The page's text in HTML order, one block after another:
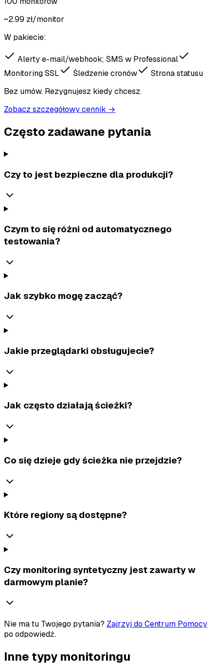
~2.99 zł/monitor
W pakiecie:
Alerty e-mail/webhook; SMS w Professional
Monitoring SSL
Śledzenie cronów
Strona statusu
Bez umów. Rezygnujesz kiedy chcesz.
Zobacz szczegółowy cennik →
Często zadawane pytania
Czy to jest bezpieczne dla produkcji?
Czym to się różni od automatycznego
testowania?
Jak szybko mogę zacząć?
Jakie przeglądarki obsługujecie?
Jak często działają ścieżki?
Co się dzieje gdy ścieżka nie przejdzie?
Które regiony są dostępne?
Czy monitoring syntetyczny jest zawarty w
darmowym planie?
Nie ma tu Twojego pytania? Zajrzyj do Centrum Pomocy
po odpowiedź.
Inne typy monitoringu